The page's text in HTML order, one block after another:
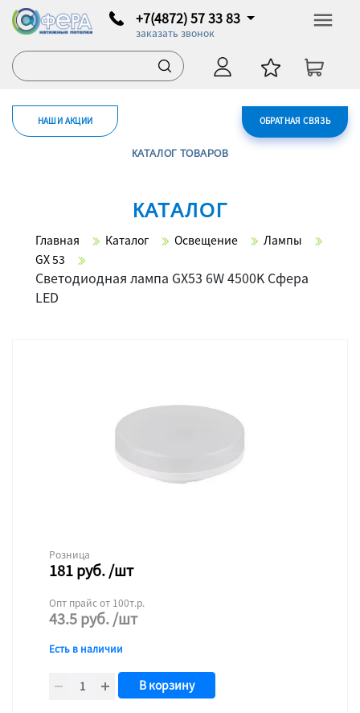
+7(4872) 57 33 83
заказать звонок
ОБРАТНАЯ СВЯЗЬ
НАШИ АКЦИИ
КАТАЛОГ ТОВАРОВ
КАТАЛОГ
Главная Каталог Освещение
Лампы
GX 53
Светодиодная лампа GX53 6W 4500K Сфера
LED
Розница
181руб./шт
Опт прайс от 100т.р.
43.5руб./шт
Есть в наличии
В корзину